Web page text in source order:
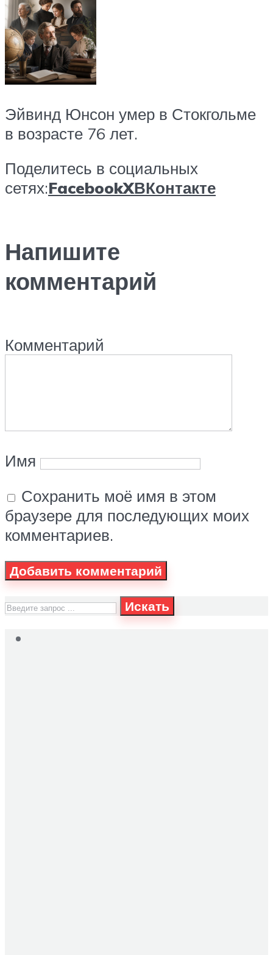
Эйвинд Юнсон умер в Стокгольме
в возрасте 76 лет.
Поделитесь в социальных
сетях:FacebookXВКонтакте
Напишите
комментарий
Комментарий
Имя
Сохранить моё имя в этом
браузере для последующих моих
комментариев.
Искать